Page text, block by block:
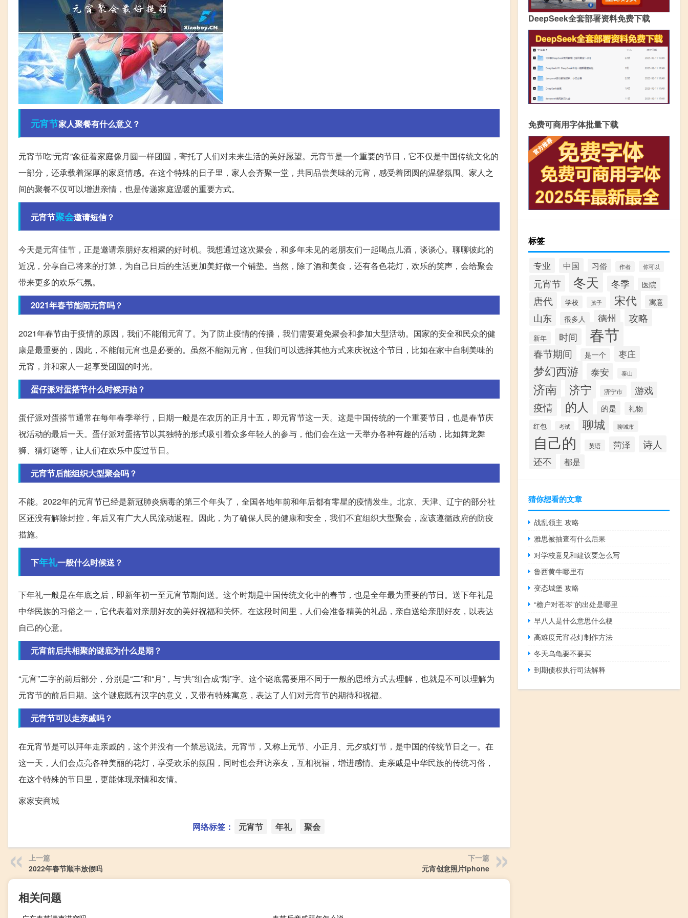
元宵节家人聚餐有什么意义？
元宵节吃“元宵”象征着家庭像月圆一样团圆，寄托了人们对未来生活的美好愿望。元宵节是一个重要的节日，它不仅是中国传统文化的
一部分，还承载着深厚的家庭情感。在这个特殊的日子里，家人会齐聚一堂，共同品尝美味的元宵，感受着团圆的温馨氛围。家人之
间的聚餐不仅可以增进亲情，也是传递家庭温暖的重要方式。
元宵节聚会邀请短信？
今天是元宵佳节，正是邀请亲朋好友相聚的好时机。我想通过这次聚会，和多年未见的老朋友们一起喝点儿酒，谈谈心。聊聊彼此的
近况，分享自己将来的打算，为自己日后的生活更加美好做一个铺垫。当然，除了酒和美食，还有各色花灯，欢乐的笑声，会给聚会
带来更多的欢乐气氛。
2021年春节能闹元宵吗？
2021年春节由于疫情的原因，我们不能闹元宵了。为了防止疫情的传播，我们需要避免聚会和参加大型活动。国家的安全和民众的健
康是最重要的，因此，不能闹元宵也是必要的。虽然不能闹元宵，但我们可以选择其他方式来庆祝这个节日，比如在家中自制美味的
元宵，并和家人一起享受团圆的时光。
蛋仔派对蛋搭节什么时候开始？
蛋仔派对蛋搭节通常在每年春季举行，日期一般是在农历的正月十五，即元宵节这一天。这是中国传统的一个重要节日，也是春节庆
祝活动的最后一天。蛋仔派对蛋搭节以其独特的形式吸引着众多年轻人的参与，他们会在这一天举办各种有趣的活动，比如舞龙舞
狮、猜灯谜等，让人们在欢乐中度过节日。
元宵节后能组织大型聚会吗？
不能。2022年的元宵节已经是新冠肺炎病毒的第三个年头了，全国各地年前和年后都有零星的疫情发生。北京、天津、辽宁的部分社
区还没有解除封控，年后又有广大人民流动返程。因此，为了确保人民的健康和安全，我们不宜组织大型聚会，应该遵循政府的防疫
措施。
下年礼一般什么时候送？
下年礼一般是在年底之后，即新年初一至元宵节期间送。这个时期是中国传统文化中的春节，也是全年最为重要的节日。送下年礼是
中华民族的习俗之一，它代表着对亲朋好友的美好祝福和关怀。在这段时间里，人们会准备精美的礼品，亲自送给亲朋好友，以表达
自己的心意。
元宵前后共相聚的谜底为什么是期？
“元宵”二字的前后部分，分别是“二”和“月”，与“共”组合成“期”字。这个谜底需要用不同于一般的思维方式去理解，也就是不可以理解为
元宵节的前后日期。这个谜底既有汉字的意义，又带有特殊寓意，表达了人们对元宵节的期待和祝福。
元宵节可以走亲戚吗？
在元宵节是可以拜年走亲戚的，这个并没有一个禁忌说法。元宵节，又称上元节、小正月、元夕或灯节，是中国的传统节日之一。在
这一天，人们会点亮各种美丽的花灯，享受欢乐的氛围，同时也会拜访亲友，互相祝福，增进感情。走亲戚是中华民族的传统习俗，
在这个特殊的节日里，更能体现亲情和友情。
家家安商城
网络标签： 元宵节 年礼 聚会
上一篇
2022年春节顺丰放假吗
下一篇
元宵创意照片iphone
相关问题
DeepSeek全套部署资料免费下载
免费可商用字体批量下载
标签
专业 中国 习俗 作者 你可以
元宵节 冬天 冬季 医院
唐代 学校 孩子 宋代 寓意
山东 很多人 德州 攻略
新年 时间 春节
春节期间 是一个 枣庄
梦幻西游 泰安 泰山
济南 济宁 济宁市 游戏
疫情 的人 的是
礼物
红包
考试 聊城 聊城市
自己的 英语 菏泽 诗人
还不 都是
猜你想看的文章
战乱领主 攻略
雅思被抽查有什么后果
对学校意见和建议要怎么写
鲁西黄牛哪里有
变态城堡 攻略
“檐户对苍岑”的出处是哪里
早八人是什么意思什么梗
高难度元宵花灯制作方法
冬天乌龟要不要买
到期债权执行司法解释